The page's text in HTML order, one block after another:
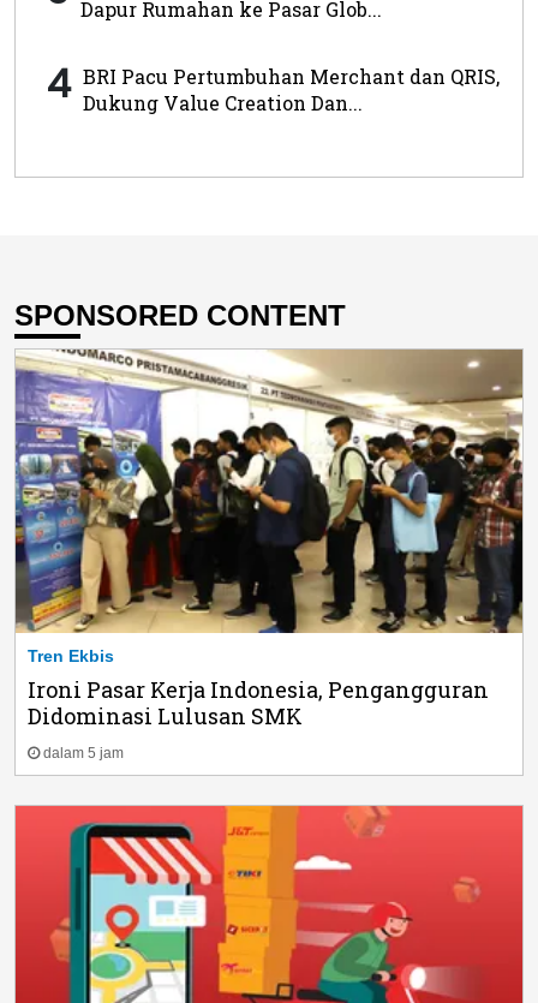
Dapur Rumahan ke Pasar Glob...
4 BRI Pacu Pertumbuhan Merchant dan QRIS,
Dukung Value Creation Dan...
SPONSORED CONTENT
Tren Ekbis
Ironi Pasar Kerja Indonesia, Pengangguran
Didominasi Lulusan SMK
dalam 5 jam